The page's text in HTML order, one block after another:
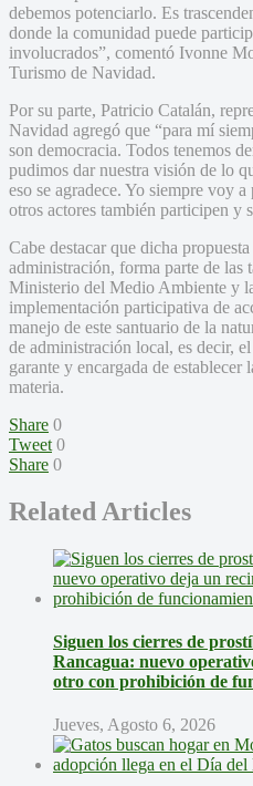
debemos potenciarlo. Es
donde la comunidad puede
involucrados”, comentó Ivonne
Turismo de Navidad.
Por su parte, Patricio Catalán,
Navidad agregó que “para mí
son democracia. Todos tenemos
pudimos dar nuestra visión de lo
eso se agradece. Yo siempre voy
otros actores también participen y
Cabe destacar que dicha
administración, forma parte de las
Ministerio del Medio Ambiente y
implementación participativa de
manejo de este santuario de la
de administración local, es decir,
garante y encargada de establecer
materia.
Share 0
Tweet 0
Share 0
Related Articles
Siguen los cierres de
Rancagua: nuevo
otro con prohibición de
Jueves, Agosto 6, 2026